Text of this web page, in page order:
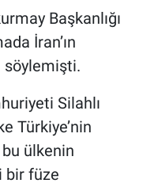
Başkanlığı
İran’ın
söylemişti.
Silahlı
Türkiye’nin
ülkenin
bir füze